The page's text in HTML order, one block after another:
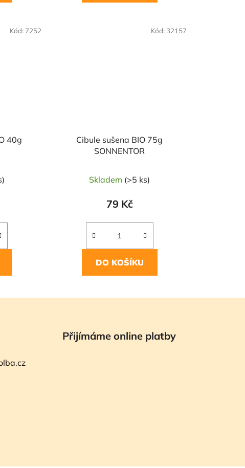
40g
Kód: 7252
Cibule sušena BIO 75g
SONNENTOR
Skladem (>5 ks)
79 Kč
DO KOŠÍKU
Kód: 32157
Přijímáme online platby